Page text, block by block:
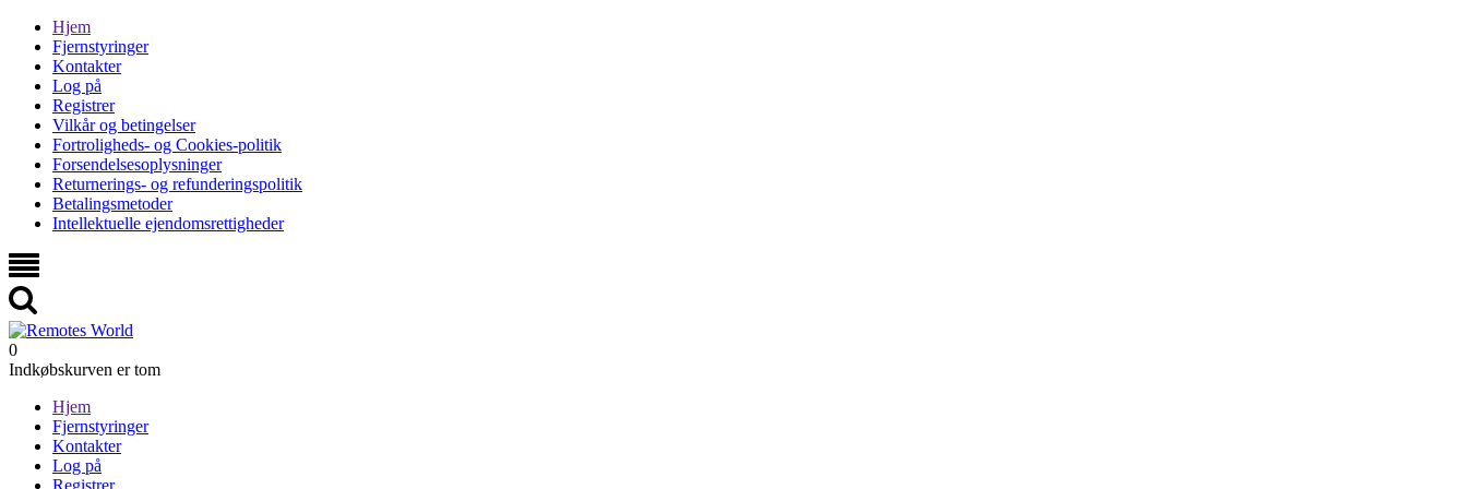
Hjem
Fjernstyringer
Kontakter
Log på
Registrer
Vilkår og betingelser
Fortroligheds- og Cookies-politik
Forsendelsesoplysninger
Returnerings- og refunderingspolitik
Betalingsmetoder
Intellektuelle ejendomsrettigheder
0
Indkøbskurven er tom
Hjem
Fjernstyringer
Kontakter
Log på
Registrer